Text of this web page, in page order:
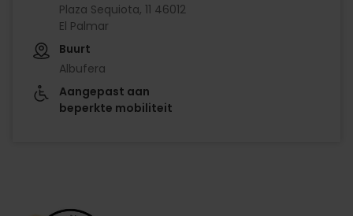
Plaza Sequiota, 11 46012
El Palmar
Buurt
Albufera
Aangepast aan
beperkte mobiliteit